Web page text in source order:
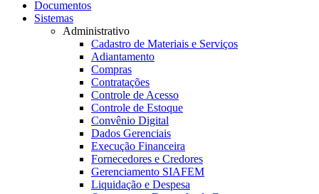
Documentos
Sistemas
Administrativo
Cadastro de Materiais e Serviços
Adiantamento
Compras
Contratações
Controle de Acesso
Controle de Estoque
Convênio Digital
Dados Gerenciais
Execução Financeira
Fornecedores e Credores
Gerenciamento SIAFEM
Liquidação e Despesa